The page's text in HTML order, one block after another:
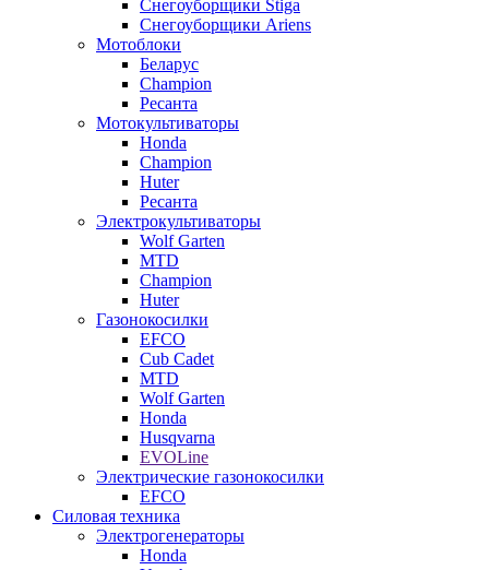
Снегоуборщики Stiga
Снегоуборщики Ariens
Мотоблоки
Беларус
Champion
Ресанта
Мотокультиваторы
Honda
Champion
Huter
Ресанта
Электрокультиваторы
Wolf Garten
MTD
Champion
Huter
Газонокосилки
EFCO
Cub Cadet
MTD
Wolf Garten
Honda
Husqvarna
EVOLine
Электрические газонокосилки
EFCO
Силовая техника
Электрогенераторы
Honda